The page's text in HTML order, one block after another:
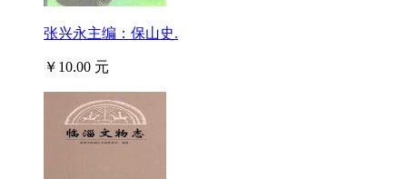
张兴永主编：保山史.
￥10.00 元